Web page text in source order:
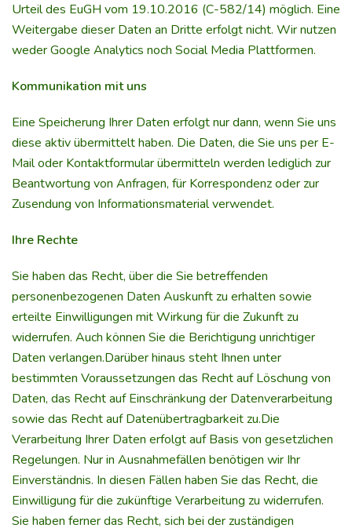
Urteil des EuGH vom 19.10.2016 (C-582/14) möglich. Eine
Weitergabe dieser Daten an Dritte erfolgt nicht. Wir nutzen
weder Google Analytics noch Social Media Plattformen.
Kommunikation mit uns
Eine Speicherung Ihrer Daten erfolgt nur dann, wenn Sie uns
diese aktiv übermittelt haben. Die Daten, die Sie uns per E-
Mail oder Kontaktformular übermitteln werden lediglich zur
Beantwortung von Anfragen, für Korrespondenz oder zur
Zusendung von Informationsmaterial verwendet.
Ihre Rechte
Sie haben das Recht, über die Sie betreffenden
personenbezogenen Daten Auskunft zu erhalten sowie
erteilte Einwilligungen mit Wirkung für die Zukunft zu
widerrufen. Auch können Sie die Berichtigung unrichtiger
Daten verlangen.Darüber hinaus steht Ihnen unter
bestimmten Voraussetzungen das Recht auf Löschung von
Daten, das Recht auf Einschränkung der Datenverarbeitung
sowie das Recht auf Datenübertragbarkeit zu.Die
Verarbeitung Ihrer Daten erfolgt auf Basis von gesetzlichen
Regelungen. Nur in Ausnahmefällen benötigen wir Ihr
Einverständnis. In diesen Fällen haben Sie das Recht, die
Einwilligung für die zukünftige Verarbeitung zu widerrufen.
Sie haben ferner das Recht, sich bei der zuständigen